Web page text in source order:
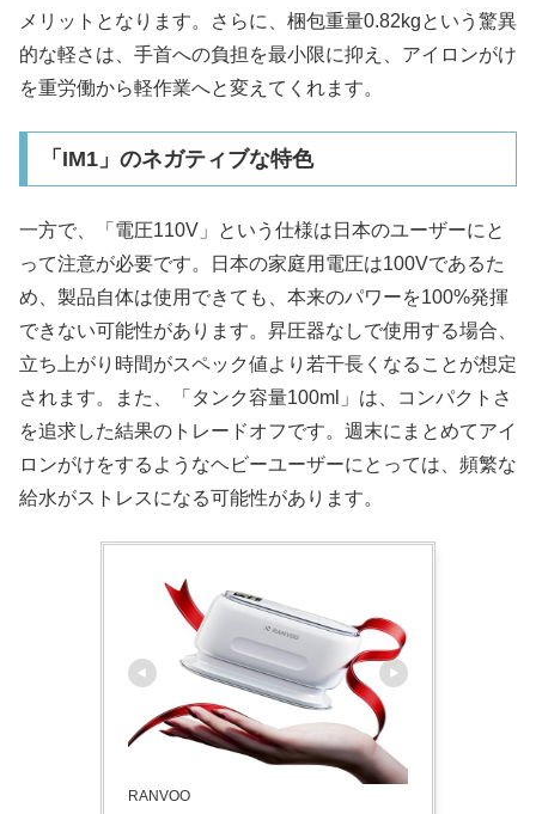
メリットとなります。さらに、梱包重量0.82kgという驚異
的な軽さは、手首への負担を最小限に抑え、アイロンがけ
を重労働から軽作業へと変えてくれます。
「IM1」のネガティブな特色
一方で、「電圧110V」という仕様は日本のユーザーにと
って注意が必要です。日本の家庭用電圧は100Vであるた
め、製品自体は使用できても、本来のパワーを100%発揮
できない可能性があります。昇圧器なしで使用する場合、
立ち上がり時間がスペック値より若干長くなることが想定
されます。また、「タンク容量100ml」は、コンパクトさ
を追求した結果のトレードオフです。週末にまとめてアイ
ロンがけをするようなヘビーユーザーにとっては、頻繁な
給水がストレスになる可能性があります。
RANVOO